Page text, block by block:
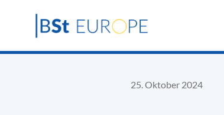
25. Oktober 2024